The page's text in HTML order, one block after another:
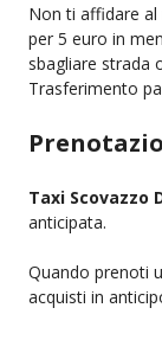
Non ti affidare al
per 5 euro in
sbagliare strada
Trasferimento
Taxi Scovazzo
anticipata.
Quando prenoti
acquisti in